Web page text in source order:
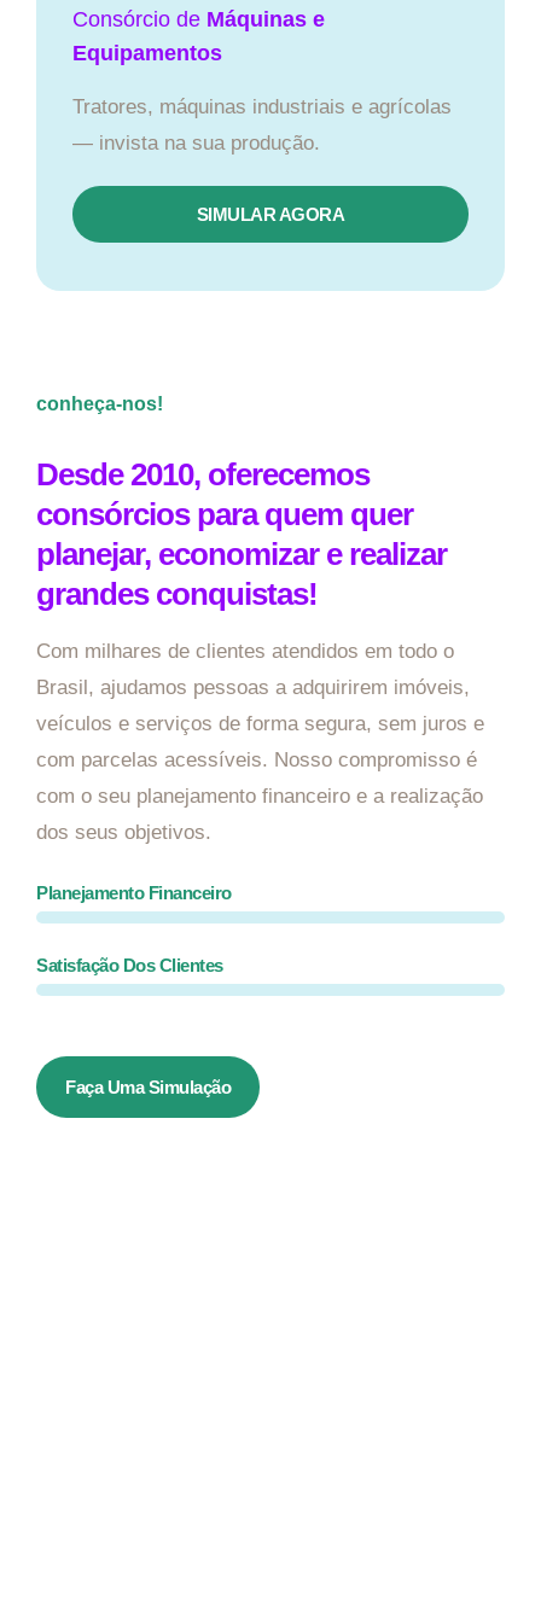
Consórcio de Máquinas e
Equipamentos
Tratores, máquinas industriais e agrícolas
— invista na sua produção.
SIMULAR AGORA
conheça-nos!
Desde 2010, oferecemos
consórcios para quem quer
planejar, economizar e realizar
grandes conquistas!
Com milhares de clientes atendidos em todo o
Brasil, ajudamos pessoas a adquirirem imóveis,
veículos e serviços de forma segura, sem juros e
com parcelas acessíveis. Nosso compromisso é
com o seu planejamento financeiro e a realização
dos seus objetivos.
Planejamento Financeiro
Satisfação Dos Clientes
Faça Uma Simulação